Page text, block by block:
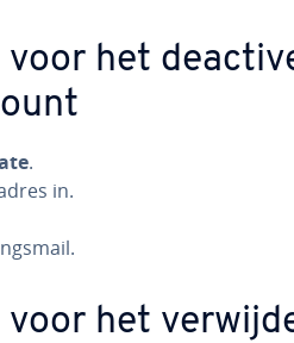
voor het
.
in.
voor het